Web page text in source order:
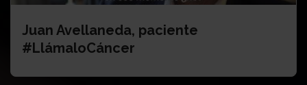
Juan Avellaneda, paciente
#LlámaloCáncer